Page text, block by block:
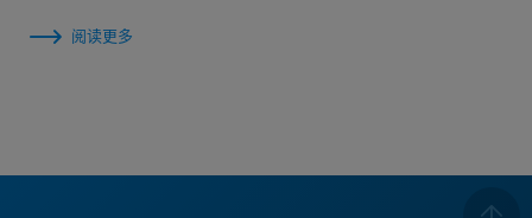
阅读更多